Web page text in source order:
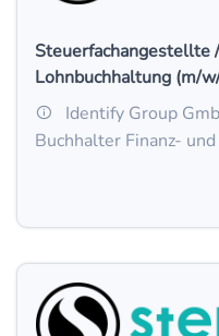
Steuerfachangestellte
Lohnbuchhaltung (m/
Identify Group
Buchhalter Finanz-